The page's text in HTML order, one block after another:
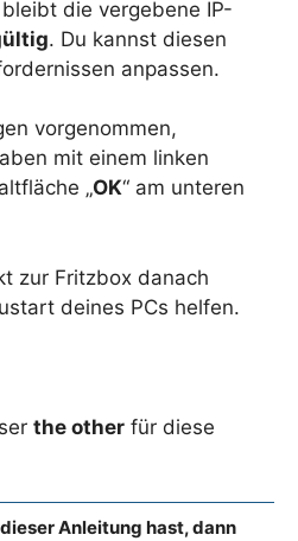
die vergebene IP-
. Du kannst diesen
anpassen.
vorgenommen,
mit einem linken
„OK“ am unteren
zur Fritzbox danach
deines PCs helfen.
the other für diese
Anleitung hast, dann